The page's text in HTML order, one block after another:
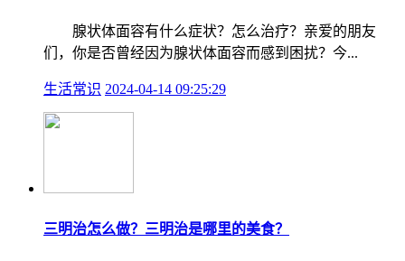
腺状体面容有什么症状？怎么治疗？亲爱的朋友
们，你是否曾经因为腺状体面容而感到困扰？今...
生活常识 2024-04-14 09:25:29
三明治怎么做？三明治是哪里的美食？